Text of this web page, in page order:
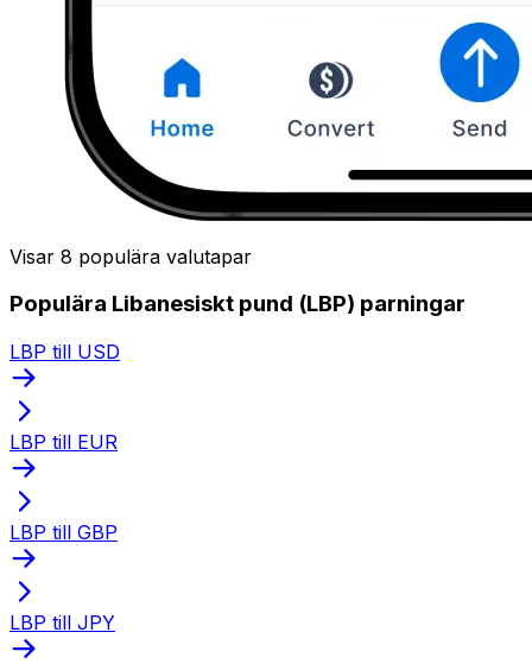
Visar 8 populära valutapar
Populära Libanesiskt pund (LBP) parningar
LBP till USD
LBP till EUR
LBP till GBP
LBP till JPY